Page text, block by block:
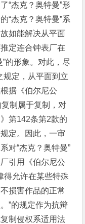
“杰克？奥特曼”形
“杰克？奥特曼”系
如能解决从平面
定连合钟表厂在
的形象。对此，尽
规定，从平面到立
据《伯尔尼公
制属于复制，对
第142条第2款的
定。因此，一审
对“杰克？奥特曼”
引用《伯尔尼公
得允许在某些特殊
损害作品的正常
”的规定作为抗辩
制侵权系适用法